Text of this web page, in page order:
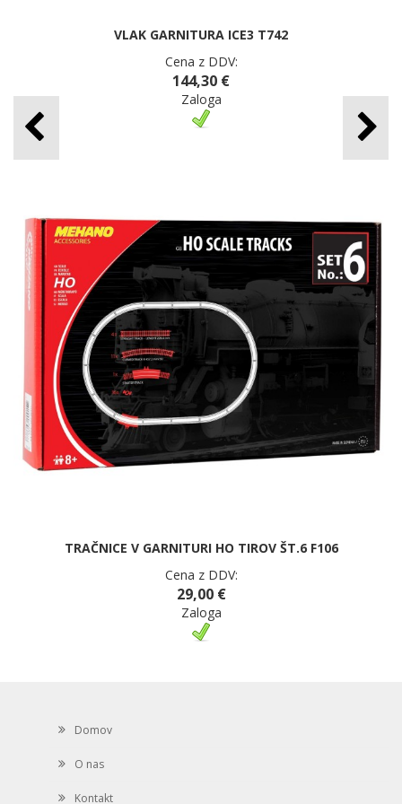
VLAK GARNITURA ICE3 T742
Cena z DDV:
144,30 €
Zaloga
TRAČNICE V GARNITURI HO TIROV ŠT.6 F106
Cena z DDV:
29,00 €
Zaloga
Domov
O nas
Kontakt